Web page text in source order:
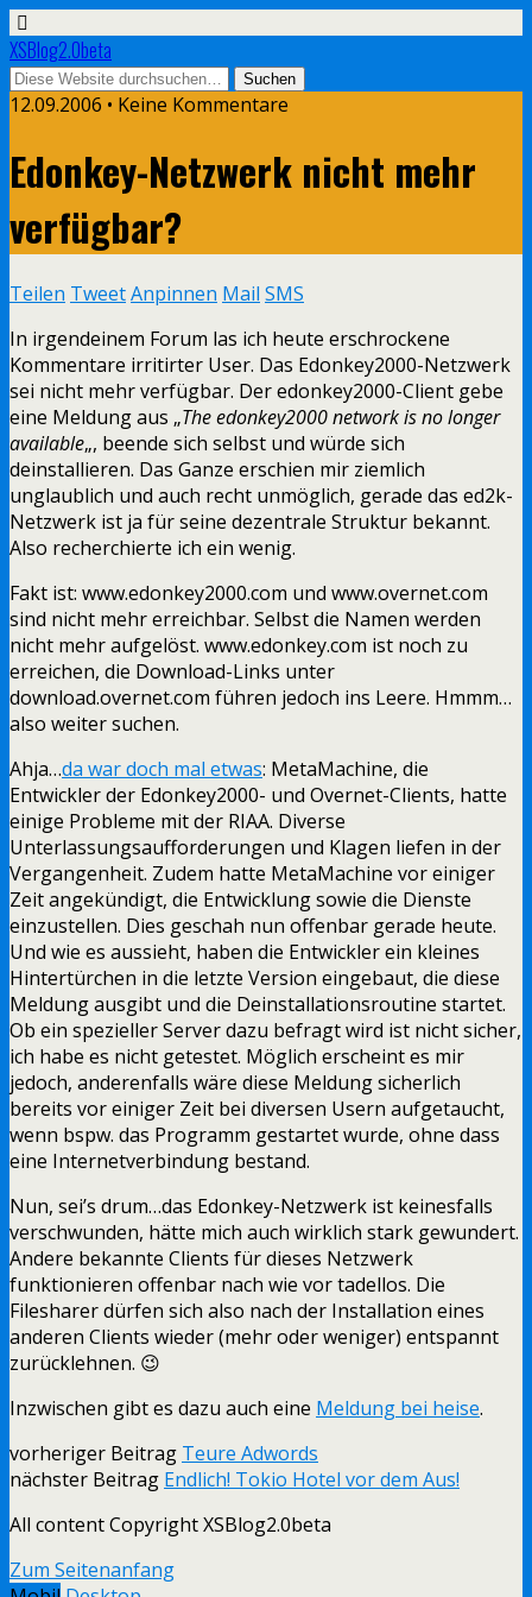
XSBlog2.0beta
12.09.2006 • Keine Kommentare
Edonkey-Netzwerk nicht mehr
verfügbar?
Teilen TweetAnpinnen Mail SMS
In irgendeinem Forum las ich heute erschrockene
Kommentare irritirter User. Das Edonkey2000-Netzwerk
sei nicht mehr verfügbar. Der edonkey2000-Client gebe
eine Meldung aus „The edonkey2000 network is no longer
available„, beende sich selbst und würde sich
deinstallieren. Das Ganze erschien mir ziemlich
unglaublich und auch recht unmöglich, gerade das ed2k-
Netzwerk ist ja für seine dezentrale Struktur bekannt.
Also recherchierte ich ein wenig.
Fakt ist: www.edonkey2000.com und www.overnet.com
sind nicht mehr erreichbar. Selbst die Namen werden
nicht mehr aufgelöst. www.edonkey.com ist noch zu
erreichen, die Download-Links unter
download.overnet.com führen jedoch ins Leere. Hmmm…
also weiter suchen.
Ahja…da war doch mal etwas: MetaMachine, die
Entwickler der Edonkey2000- und Overnet-Clients, hatte
einige Probleme mit der RIAA. Diverse
Unterlassungsaufforderungen und Klagen liefen in der
Vergangenheit. Zudem hatte MetaMachine vor einiger
Zeit angekündigt, die Entwicklung sowie die Dienste
einzustellen. Dies geschah nun offenbar gerade heute.
Und wie es aussieht, haben die Entwickler ein kleines
Hintertürchen in die letzte Version eingebaut, die diese
Meldung ausgibt und die Deinstallationsroutine startet.
Ob ein spezieller Server dazu befragt wird ist nicht sicher,
ich habe es nicht getestet. Möglich erscheint es mir
jedoch, anderenfalls wäre diese Meldung sicherlich
bereits vor einiger Zeit bei diversen Usern aufgetaucht,
wenn bspw. das Programm gestartet wurde, ohne dass
eine Internetverbindung bestand.
Nun, sei’s drum…das Edonkey-Netzwerk ist keinesfalls
verschwunden, hätte mich auch wirklich stark gewundert.
Andere bekannte Clients für dieses Netzwerk
funktionieren offenbar nach wie vor tadellos. Die
Filesharer dürfen sich also nach der Installation eines
anderen Clients wieder (mehr oder weniger) entspannt
zurücklehnen. 😉
Inzwischen gibt es dazu auch eine Meldung bei heise.
vorheriger Beitrag Teure Adwords
nächster Beitrag Endlich! Tokio Hotel vor dem Aus!
All content Copyright XSBlog2.0beta
Zum Seitenanfang